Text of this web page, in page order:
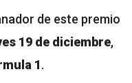
de este premio
19 de diciembre,
1.